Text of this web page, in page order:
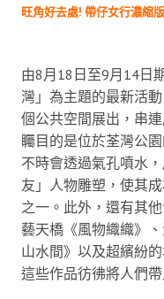
旺角好去處! 帶仔女行濃縮
由8月18日至9月14日
灣」為主題的最新活
個公共空間展出，串
矚目的是位於荃灣公
不時會透過氣孔噴水
友」人物雕塑，使其
之一。此外，還有其
藝天橋《風物織織》
山水間》以及超繽紛
這些作品彷彿將人們